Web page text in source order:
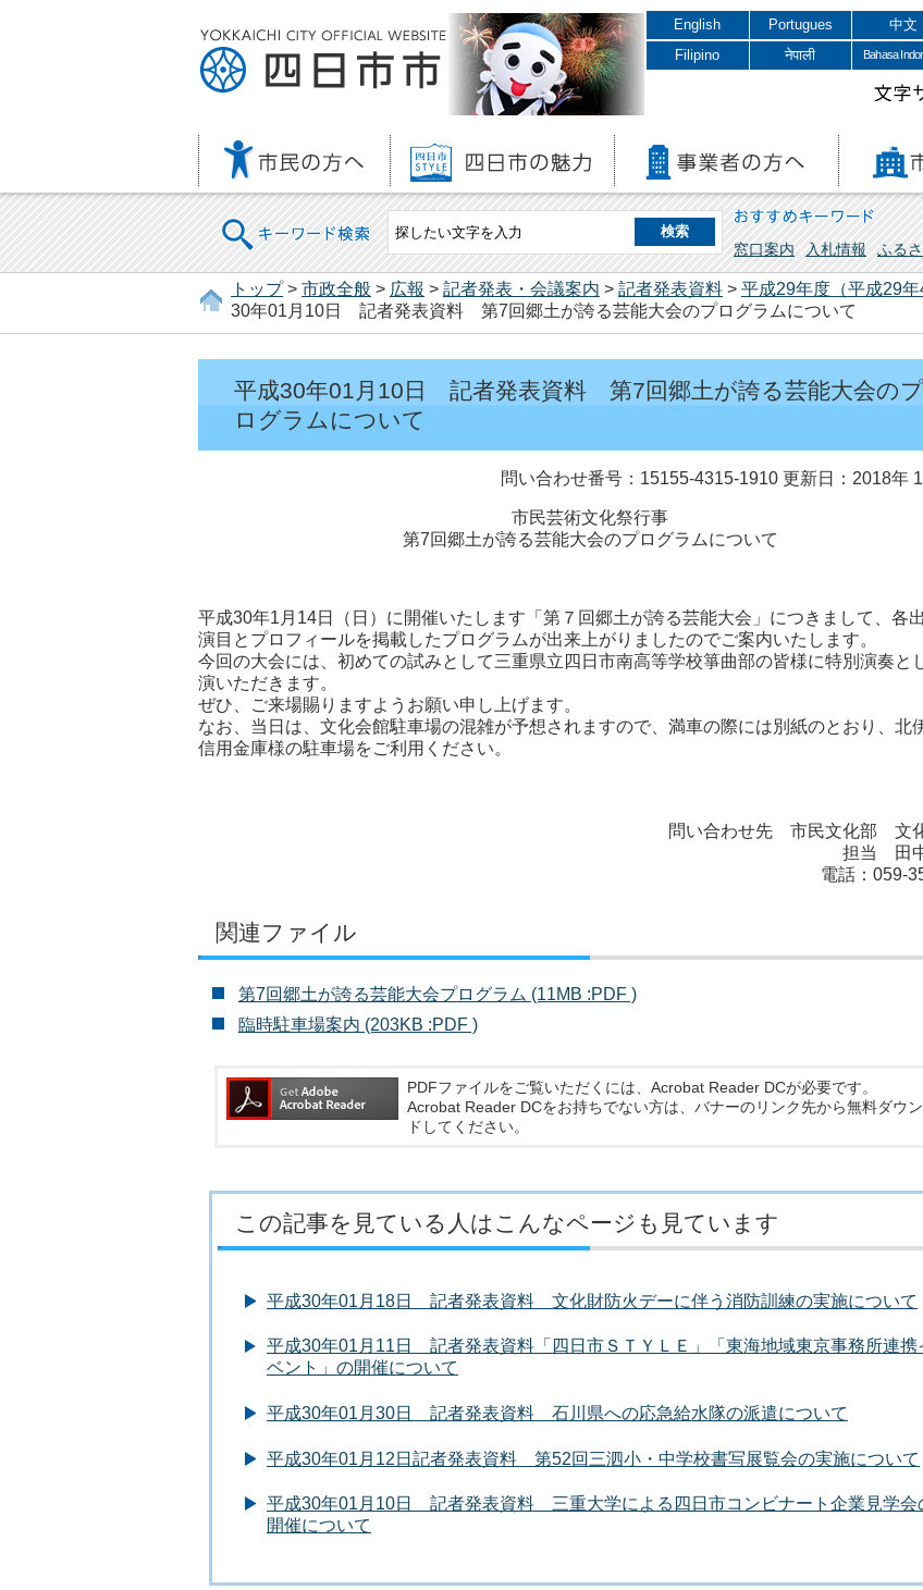
English Portugues 中文
Filipino
नेपाली Bahasa
文字
キーワード検索 おすすめキーワード
窓口案内 入札情報 ふる
トップ> 市政全般 > 広報 > 記者発表・会議案内 > 記者発表資料 > 平成29年度（平成29年
30年01月10日 記者発表資料 第7回郷土が誇る芸能大会のプログラムについて
平成30年01月10日 記者発表資料 第7回郷土が誇る芸能大会のプ
ログラムについて
問い合わせ番号：15155-4315-1910 更新日：2018年
市民芸術文化祭行事
第7回郷土が誇る芸能大会のプログラムについて
平成30年1月14日（日）に開催いたします「第７回郷土が誇る芸能大会」につきまして、各
演目とプロフィールを掲載したプログラムが出来上がりましたのでご案内いたします。
今回の大会には、初めての試みとして三重県立四日市南高等学校箏曲部の皆様に特別演奏と
演いただきます。
ぜひ、ご来場賜りますようお願い申し上げます。
なお、当日は、文化会館駐車場の混雑が予想されますので、満車の際には別紙のとおり、北
信用金庫様の駐車場をご利用ください。
問い合わせ先 市民文化部 文
担当 田
電話：059-
関連ファイル
第7回郷土が誇る芸能大会プログラム (11MB :PDF )
臨時駐車場案内 (203KB :PDF )
PDFファイルをご覧いただくには、Acrobat Reader DCが必要です。
Acrobat Reader DCをお持ちでない方は、バナーのリンク先から無料ダウ
ドしてください。
この記事を見ている人はこんなページも見ています
平成30年01月18日 記者発表資料 文化財防火デーに伴う消防訓練の実施について
平成30年01月11日 記者発表資料「四日市ＳＴＹＬＥ」「東海地域東京事務所連携
ベント」の開催について
平成30年01月30日 記者発表資料 石川県への応急給水隊の派遣について
平成30年01月12日記者発表資料 第52回三泗小・中学校書写展覧会の実施について
平成30年01月10日 記者発表資料 三重大学による四日市コンビナート企業見学会
開催について